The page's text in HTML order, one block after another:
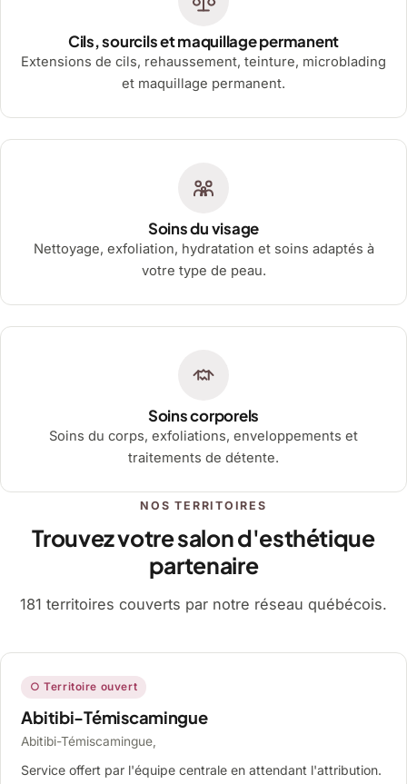
Cils, sourcils et maquillage permanent
Extensions de cils, rehaussement, teinture, microblading
et maquillage permanent.
Soins du visage
Nettoyage, exfoliation, hydratation et soins adaptés à
votre type de peau.
Soins corporels
Soins du corps, exfoliations, enveloppements et
traitements de détente.
NOS TERRITOIRES
Trouvez votre salon d'esthétique
partenaire
181 territoires couverts par notre réseau québécois.
○ Territoire ouvert
Abitibi-Témiscamingue
Abitibi-Témiscamingue,
Service offert par l'équipe centrale en attendant l'attribution.